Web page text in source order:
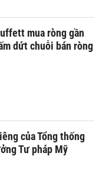
mua ròng gần
dứt chuỗi bán ròng
của Tổng thống
Tư pháp Mỹ